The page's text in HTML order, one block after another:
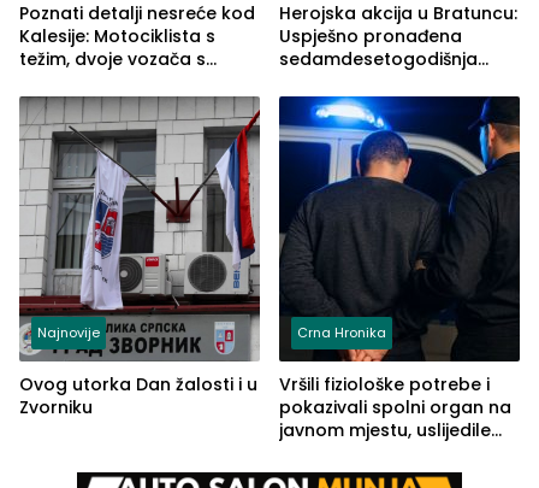
Poznati detalji nesreće kod
Kalesije: Motociklista s
težim, dvoje vozača s
Herojska akcija u Bratuncu:
Uspješno pronađena
sedamdesetogodišnja
Kravice.
Najnovije
Ovog utorka Dan žalosti i u
Zvorniku
Crna Hronika
Vršili fiziološke potrebe i
pokazivali spolni organ na
javnom mjestu, uslijedile